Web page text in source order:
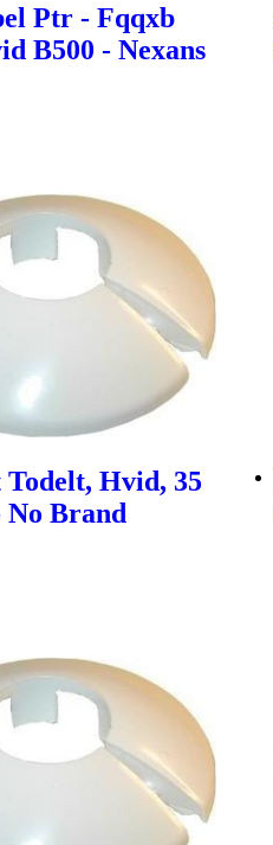
Ptr - Fqqxb
B500 - Nexans
Todelt, Hvid, 35
Brand